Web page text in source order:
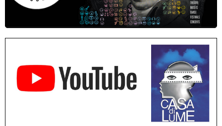
Castelli - Institut Mémoires de l'Edition Contemporaine - Caen /
Médiathèque de Castagniccia Mare et Monti - I Fulelli
Rencontre / dédicace avec Lucrèce Luciani autour de son
Mise en musique d’un livre jeunesse par Annik Meschinet,
musicienne pédagogue : Ateliers d’expression sonore, vocale,
rythmique et corporelle - Mediateca territuriale di Santa Lucia di
Tallà
! Événement reporté ! Cycle de conférences peinture animé
par Alexandre Dominati - Mediateca territuriale di Santa Lucia di